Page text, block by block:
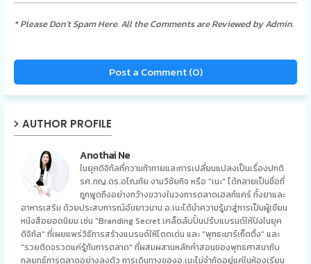
* Please Don't Spam Here. All the Comments are Reviewed by Admin.
Post a Comment (0)
AUTHOR PROFILE
Anothai Ne
ในยุคดิจิทัลที่ความท้าทายและการเปลี่ยนแปลงเป็นเรื่องปกติ
รศ.ภญ.ดร.อโณทัย งามวิชัยกิจ หรือ "เนะ" ได้กลายเป็นชื่อที่
ถูกพูดถึงอย่างกว้างขวางในวงการตลาดเฮลท์แคร์ ทั้งยาและ
อาหารเสริม ด้วยประสบการณ์อันยาวนาน อ.เนะได้นำความรู้มาสู่การเป็นผู้เขียน
หนังสือยอดนิยม เช่น "Branding Secret เคล็ดลับปั้นปรับแบรนด์ให้ปังในยุค
ดิจิทัล" ที่เผยแพร่วิธีการสร้างแบรนด์ให้โดดเด่น และ "พุทธะมาร์เก็ตติ้ง" และ
"รวยติดจรวดแค่รู้ทันการตลาด" ที่ผสมผสานหลักคำสอนของพุทธศาสนากับ
กลยุทธ์การตลาดอย่างลงตัว การเดินทางของอ.เนะไม่จำกัดอยู่แค่ในห้องเรียน